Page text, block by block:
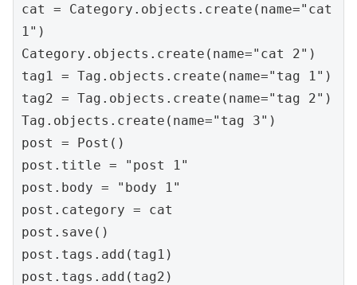
cat = Category.objects.create(name="cat
1")
Category.objects.create(name="cat 2")
tag1 = Tag.objects.create(name="tag 1")
tag2 = Tag.objects.create(name="tag 2")
Tag.objects.create(name="tag 3")
post = Post()
post.title = "post 1"
post.body = "body 1"
post.category = cat
post.save()
post.tags.add(tag1)
post.tags.add(tag2)